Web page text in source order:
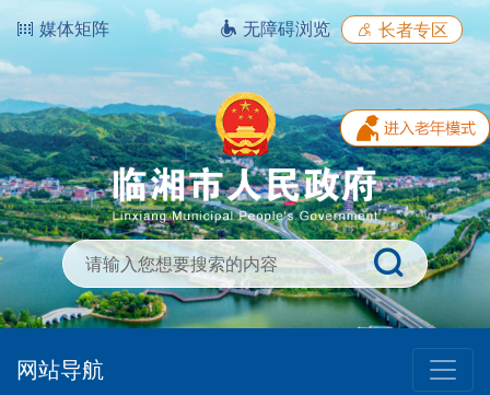
媒体矩阵 无障碍浏览 长者专区
网站导航